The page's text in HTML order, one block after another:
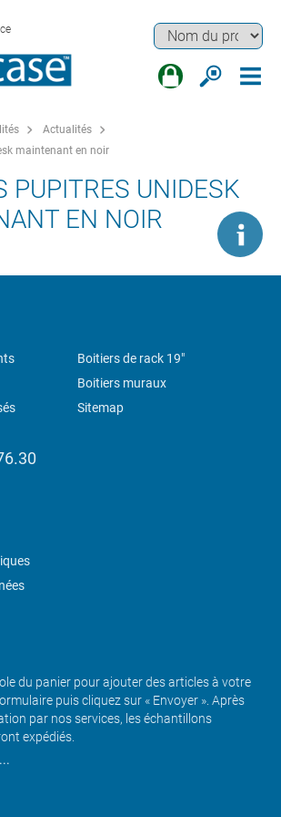
Actualités
maintenant en noir
PUPITRES UNIDESK
EN NOIR
Boitiers de rack 19"
Boitiers muraux
Sitemap
du panier pour ajouter des articles à votre
puis cliquez sur « Envoyer ». Après
par nos services, les échantillons
expédiés.